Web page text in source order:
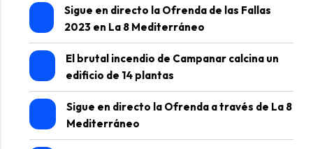
Sigue en directo la Ofrenda de las Fallas
2023 en La 8 Mediterráneo
El brutal incendio de Campanar calcina un
edificio de 14 plantas
Sigue en directo la Ofrenda a través de La 8
Mediterráneo